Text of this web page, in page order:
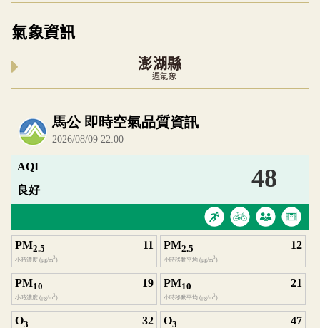
氣象資訊
澎湖縣
一週氣象
內嵌空氣品質小工具為視覺預覽，完整即時空